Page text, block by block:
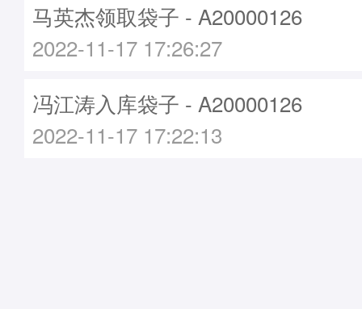
马英杰领取袋子 - A20000126
2022-11-17 17:26:27
冯江涛入库袋子 - A20000126
2022-11-17 17:22:13